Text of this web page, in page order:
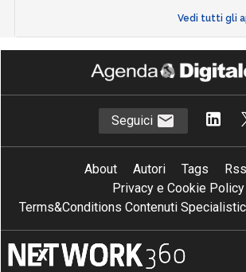
Vedi tutti gli
Seguici
About Autori Tags
Privacy e Cookie Policy
Terms&Conditions Contenuti